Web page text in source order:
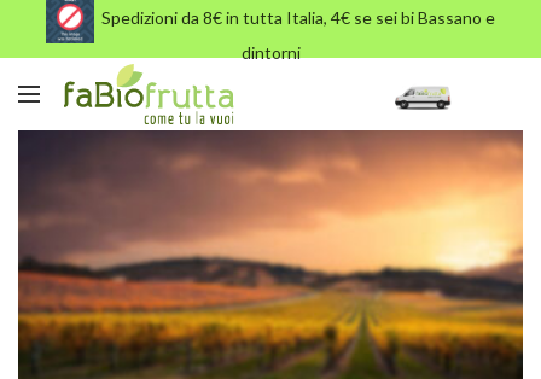
Spedizioni da 8€ in tutta Italia, 4€ se sei bi Bassano e
dintorni
wine-slider-2-img-min-1.jpg